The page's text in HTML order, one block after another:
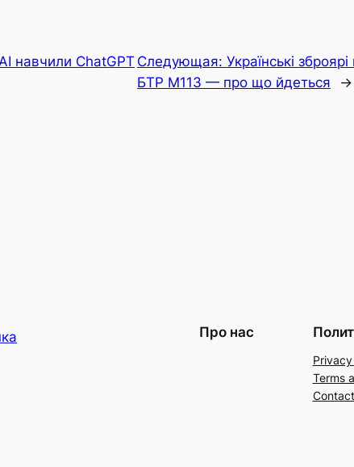
навчили ChatGPT Следующая:Українські
БТР М113 — про що йдеться
→
Про нас
Terms